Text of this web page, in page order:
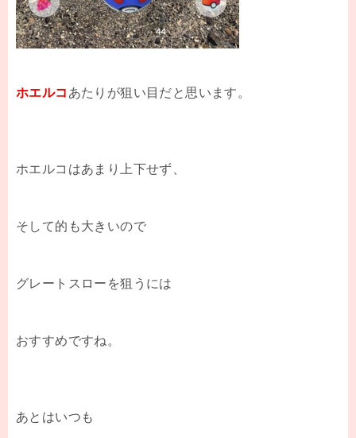
ホエルコ あたりが狙い目だと思います。
ホエルコはあまり上下せず、
そして的も大きいので
グレートスローを狙うには
おすすめですね。
あとはいつも